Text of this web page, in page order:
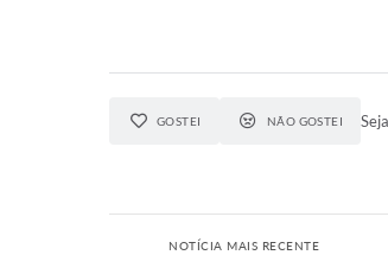
GOSTEI NÃO GOSTEI
NOTÍCIA MAIS RECENTE